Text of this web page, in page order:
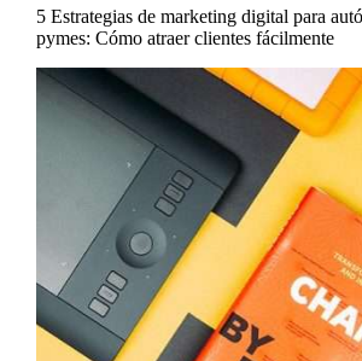
5 Estrategias de marketing digital para
pymes: Cómo atraer clientes fácilmente